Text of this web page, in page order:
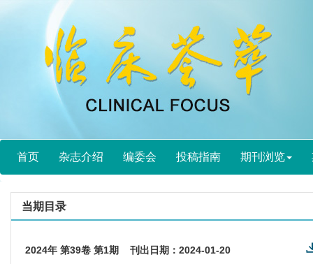
首页 杂志介绍 编委会 投稿指南 期刊浏览
当期目录
2024年 第39卷 第1期 刊出日期：2024-01-20